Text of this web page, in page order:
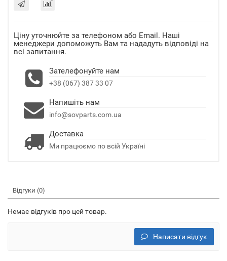
Ціну уточнюйте за телефоном або Email. Наші
менеджери допоможуть Вам та нададуть відповіді на
всі запитання.
Зателефонуйте нам
+38 (067) 387 33 07
Напишіть нам
info@sovparts.com.ua
Доставка
Ми працюємо по всій Україні
Відгуки (0)
Немає відгуків про цей товар.
Написати відгук